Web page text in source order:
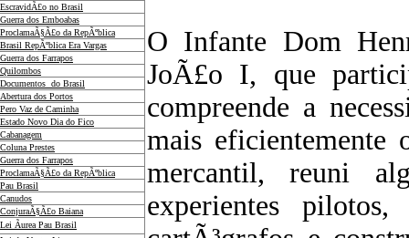
EscravidÃ£o no Brasil
Guerra dos Emboabas
ProclamaÃ§Ã£o da RepÃºblica
Brasil RepÃºblica Era Vargas
Guerra dos Farrapos
Quilombos
Documentos do Brasil
Abertura dos Portos
Pero Vaz de Caminha
Estado Novo Dia do Fico
Cabanagem
Coluna Prestes
Guerra dos Farrapos
ProclamaÃ§Ã£o da RepÃºblica
Pau Brasil
Canudos
ConjuraÃ§Ã£o Baiana
Lei Ãurea Pau Brasil
O Infante Dom
JoÃ£o I, que
compreende a
mais eficientemente
mercantil, reuni
experientes pilotos,